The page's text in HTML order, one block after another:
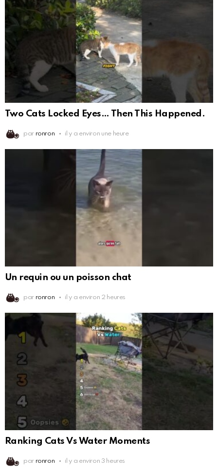
Two Cats Locked Eyes… Then This Happened.
par ronron il y a environ une heure
Un requin ou un poisson chat
par ronron il y a environ 2 heures
Ranking Cats Vs Water Moments
par ronron il y a environ 3 heures